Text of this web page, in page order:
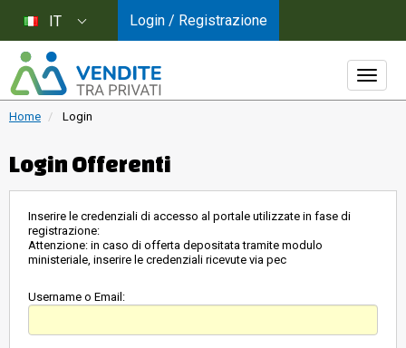
Home Login
Login Offerenti
Inserire le credenziali di accesso al portale utilizzate in fase di
registrazione:
Attenzione: in caso di offerta depositata tramite modulo
ministeriale, inserire le credenziali ricevute via pec
Username o Email:
IT Login / Registrazione